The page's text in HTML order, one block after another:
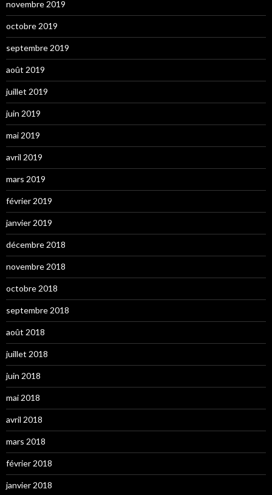
novembre 2019
octobre 2019
septembre 2019
août 2019
juillet 2019
juin 2019
mai 2019
avril 2019
mars 2019
février 2019
janvier 2019
décembre 2018
novembre 2018
octobre 2018
septembre 2018
août 2018
juillet 2018
juin 2018
mai 2018
avril 2018
mars 2018
février 2018
janvier 2018